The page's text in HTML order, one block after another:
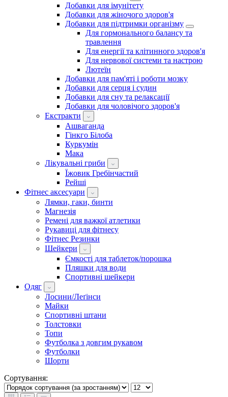
Добавки для імунітету
Добавки для жіночого здоров'я
Добавки для підтримки організму
Для гормонального балансу та
травлення
Для енергії та клітинного здоров'я
Для нервової системи та настрою
Лютеїн
Добавки для пам'яті і роботи мозку
Добавки для серця і судин
Добавки для сну та релаксації
Добавки для чоловічого здоров'я
Екстракти
Ашваганда
Гінкго Білоба
Куркумін
Мака
Лікувальні гриби
Їжовик Гребінчастий
Рейші
Фітнес аксесуари
Лямки, гаки, бинти
Магнезія
Ремені для важкої атлетики
Рукавиці для фітнесу
Фітнес Резинки
Шейкери
Ємкості для таблеток/порошка
Пляшки для води
Спортивні шейкери
Одяг
Лосини/Леґінси
Майки
Спортивні штани
Толстовки
Топи
Футболка з довгим рукавом
Футболки
Шорти
Сортування: